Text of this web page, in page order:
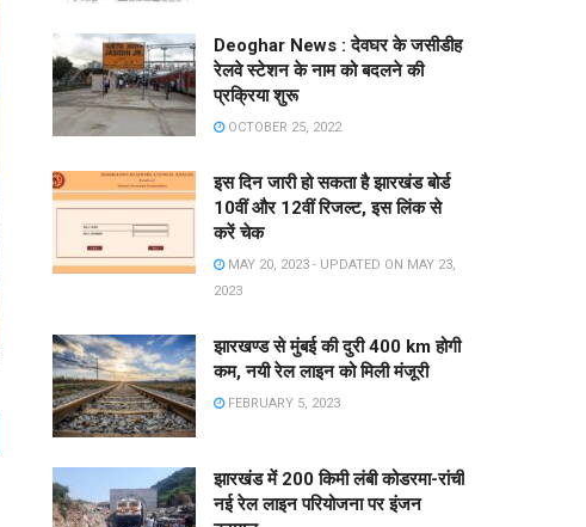
Deoghar News : देवघर के जसीडीह
रेलवे स्टेशन के नाम को बदलने की
प्रक्रिया शुरू
OCTOBER 25, 2022
इस दिन जारी हो सकता है झारखंड बोर्ड
10वीं और 12वीं रिजल्ट, इस लिंक से
करें चेक
MAY 20, 2023 - UPDATED ON MAY 23,
2023
झारखण्ड से मुंबई की दुरी 400 km होगी
कम, नयी रेल लाइन को मिली मंजूरी
FEBRUARY 5, 2023
झारखंड में 200 किमी लंबी कोडरमा-रांची
नई रेल लाइन परियोजना पर इंजन